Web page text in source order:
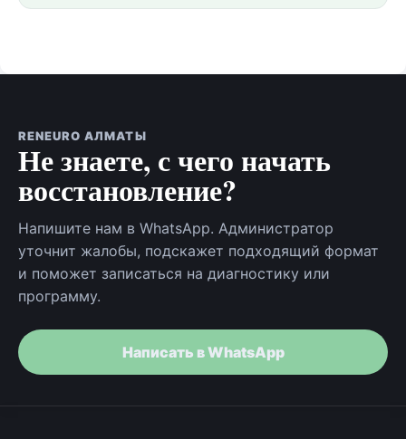
RENEURO АЛМАТЫ
Не знаете, с чего начать
восстановление?
Напишите нам в WhatsApp. Администратор
уточнит жалобы, подскажет подходящий формат
и поможет записаться на диагностику или
программу.
Написать в WhatsApp